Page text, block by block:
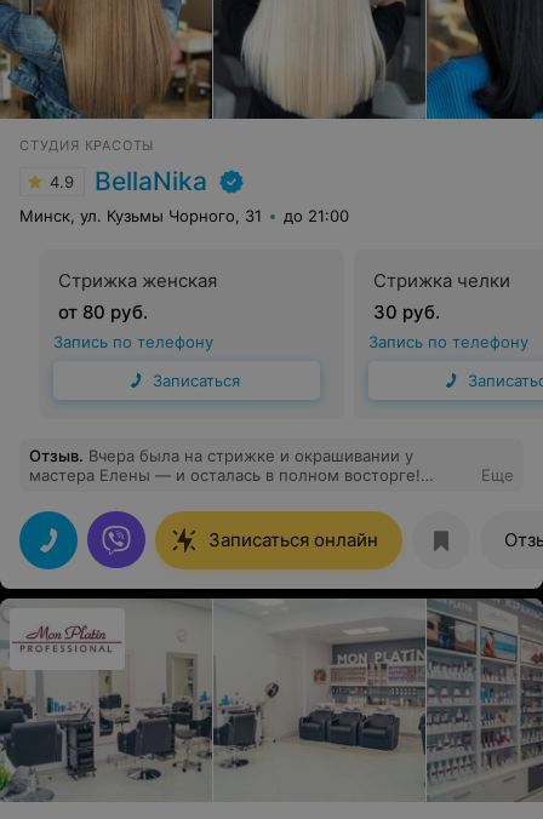
СТУДИЯ КРАСОТЫ
4.9 BellaNika
Минск, ул. Кузьмы Чорного, 31 до 21:00
Стрижка женская
от 80 руб.
Запись по телефону
Записаться
Стрижка челки
30 руб.
Запись по телефону
Отзыв. Вчера была на стрижке и окрашивании у
мастера Елены — и осталась в полном восторге!
стрижка ложится идеально. Елена — настоящий
профессионал и очень чуткий человек, с ней легко и
приятно. Спасибо за преображение и хорошее
настроение! Очень надеюсь, что руководство салона
отметит и поощрит такого талантливого мастера —
ведь именно благодаря таким людям клиенты
возвращаются снова. С уважением, Ольга.
Еще
Записаться онлайн